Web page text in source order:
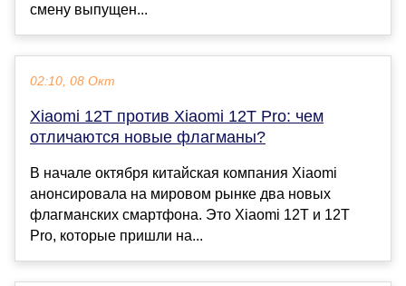
смену выпущен...
02:10, 08 Окт
Xiaomi 12T против Xiaomi 12T Pro: чем
отличаются новые флагманы?
В начале октября китайская компания Xiaomi
анонсировала на мировом рынке два новых
флагманских смартфона. Это Xiaomi 12T и 12T
Pro, которые пришли на...